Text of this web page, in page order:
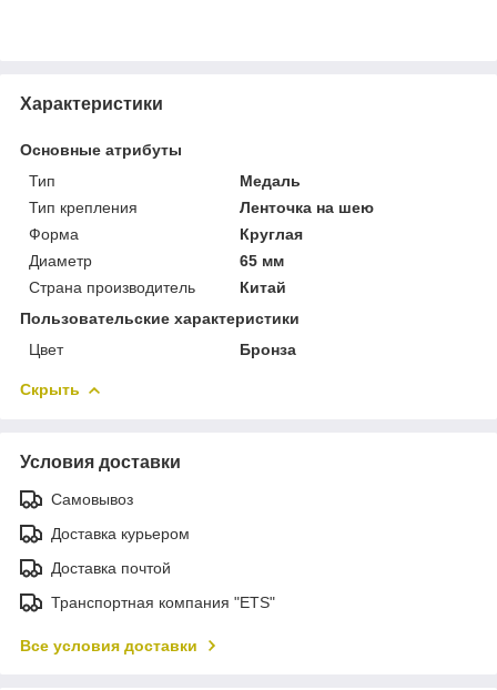
Характеристики
Основные атрибуты
Тип
Медаль
Тип крепления
Ленточка на шею
Форма
Круглая
Диаметр
65 мм
Страна производитель
Китай
Пользовательские характеристики
Цвет
Бронза
Скрыть
Условия доставки
Самовывоз
Доставка курьером
Доставка почтой
Транспортная компания "ETS"
Все условия доставки